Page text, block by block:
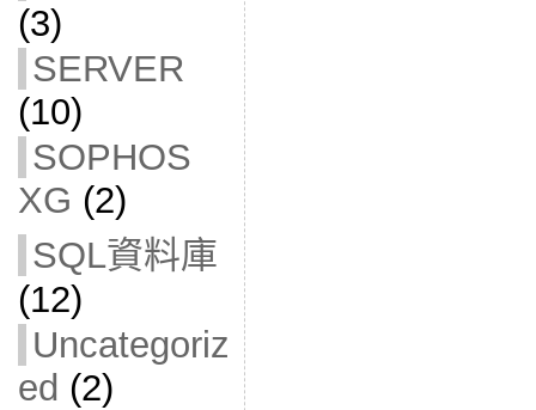
(3)
SERVER
(10)
SOPHOS
XG (2)
SQL資料庫
(12)
Uncategoriz
ed (2)